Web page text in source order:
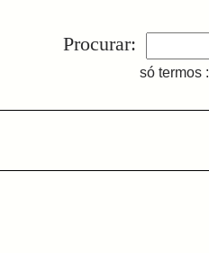
Procurar:
só termos :